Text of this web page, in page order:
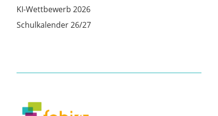
KI-Wettbewerb 2026
Schulkalender 26/27